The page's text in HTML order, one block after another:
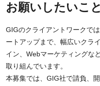
お願いしたいこと
GIGのクライアントワークで
ートアップまで、幅広いクラ
イン、Webマーケティングな
取り組んでいます。
本募集では、GIG社で請負、